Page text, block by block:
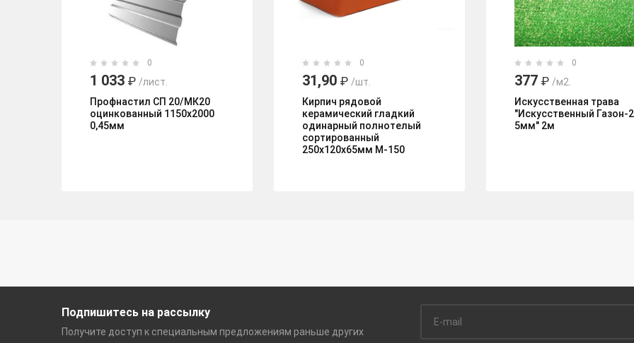
0
1 033 ₽ /лист.
Профнастил СП 20/МК20
оцинкованный 1150х2000
0,45мм
0
31,90 ₽ /шт.
Кирпич рядовой
керамический гладкий
одинарный полнотелый
сортированный
250х120х65мм М-150
0
377 ₽ /м2.
Искусственная трава
"Искусственный Газон-
5мм" 2м
Подпишитесь на рассылку
Получите доступ к специальным предложениям раньше других